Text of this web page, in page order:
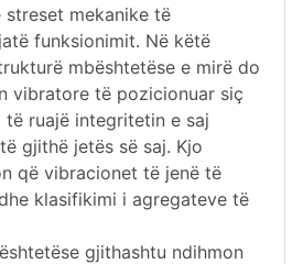
streset mekanike të
funksionimit. Në këtë
mbështetëse e mirë do
vibratore të pozicionuar siç
ruajë integritetin e saj
gjithë jetës së saj. Kjo
që vibracionet të jenë të
klasifikimi i agregateve të
gjithashtu ndihmon